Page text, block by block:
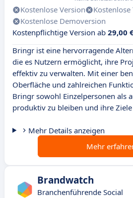
Kostenlose Version
Kostenlose
Kostenlose Demoversion
Kostenpflichtige Version ab 29,00
Bringr ist eine hervorragende
die es Nutzern ermöglicht, ihre
effektiv zu verwalten. Mit einer
Oberfläche und zahlreichen
Bringr sowohl Einzelpersonen als
produktiv zu bleiben und ihre
Mehr Details anzeigen
Mehr
Brandwatch
Branchenführende Social